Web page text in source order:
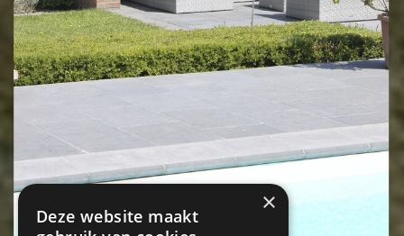
×
Deze website maakt